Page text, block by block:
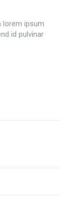
lorem ipsum
id pulvinar